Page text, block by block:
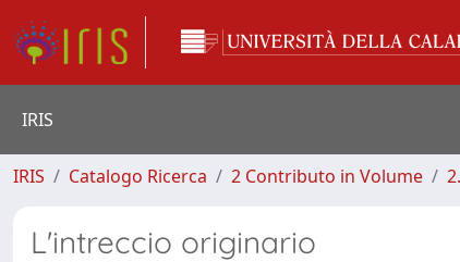
IRIS
IRIS Catalogo Ricerca 2 Contributo in Volume
L'intreccio originario